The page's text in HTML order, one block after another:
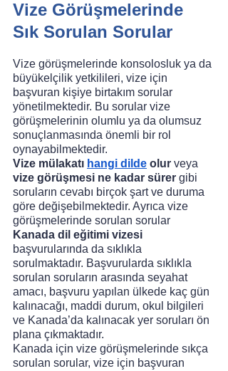
Vize Görüşmelerinde
Sık Sorulan Sorular
Vize görüşmelerinde konsolosluk ya da
büyükelçilik yetkilileri, vize için
başvuran kişiye birtakım sorular
yönetilmektedir. Bu sorular vize
görüşmelerinin olumlu ya da olumsuz
sonuçlanmasında önemli bir rol
oynayabilmektedir.
Vize mülakatı hangi dilde olur veya
vize görüşmesi ne kadar sürer gibi
soruların cevabı birçok şart ve duruma
göre değişebilmektedir. Ayrıca vize
görüşmelerinde sorulan sorular
Kanada dil eğitimi vizesi
başvurularında da sıklıkla
sorulmaktadır. Başvurularda sıklıkla
sorulan soruların arasında seyahat
amacı, başvuru yapılan ülkede kaç gün
kalınacağı, maddi durum, okul bilgileri
ve Kanada’da kalınacak yer soruları ön
plana çıkmaktadır.
Kanada için vize görüşmelerinde sıkça
sorulan sorular, vize için başvuran